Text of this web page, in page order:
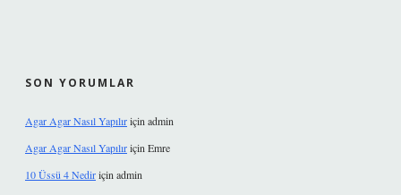
SON YORUMLAR
Agar Agar Nasıl Yapılıriçin admin
Agar Agar Nasıl Yapılıriçin Emre
10 Üssü 4 Nediriçin admin